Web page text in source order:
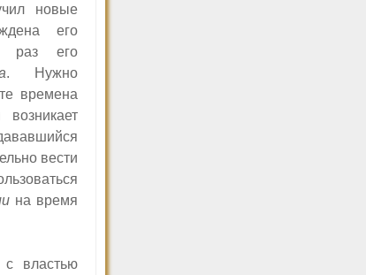
новые
его
раз его
. Нужно
времена
вести
на время
властью